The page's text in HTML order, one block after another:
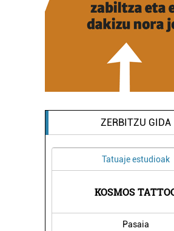
ZERBITZU GIDA
Tatuaje estudioak
KOSMOS
Pasaia